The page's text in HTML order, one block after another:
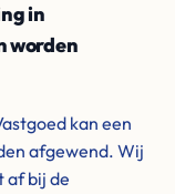
in
worden
kan een
afgewend. Wij
af bij de